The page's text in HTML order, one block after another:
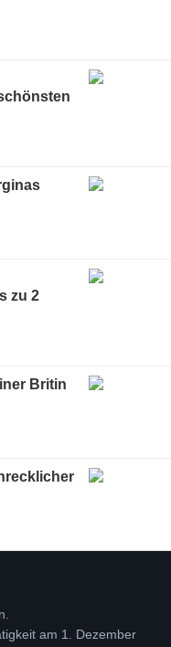
zu 2
Britin
am 1. Dezember